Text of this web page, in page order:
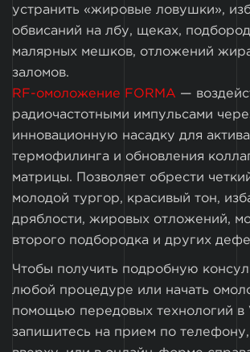
устранить «жировые ловушки»,
обвисаний на лбу, щеках,
малярных мешков, отложений
заломов.
RF-омоложение FORMA —
радиочастотными импульсами
инновационную насадку для
термофилинга и обновления
матрицы. Позволяет обрести
молодой тургор, красивый тон,
дряблости, жировых отложений,
второго подбородка и других
Чтобы получить подробную
любой процедуре или начать
помощью передовых технологий в
запишитесь на прием по